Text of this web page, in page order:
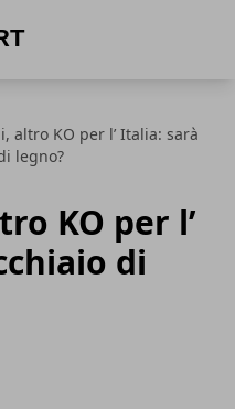
altro KO per l’ Italia: sarà
legno?
KO per l’
di